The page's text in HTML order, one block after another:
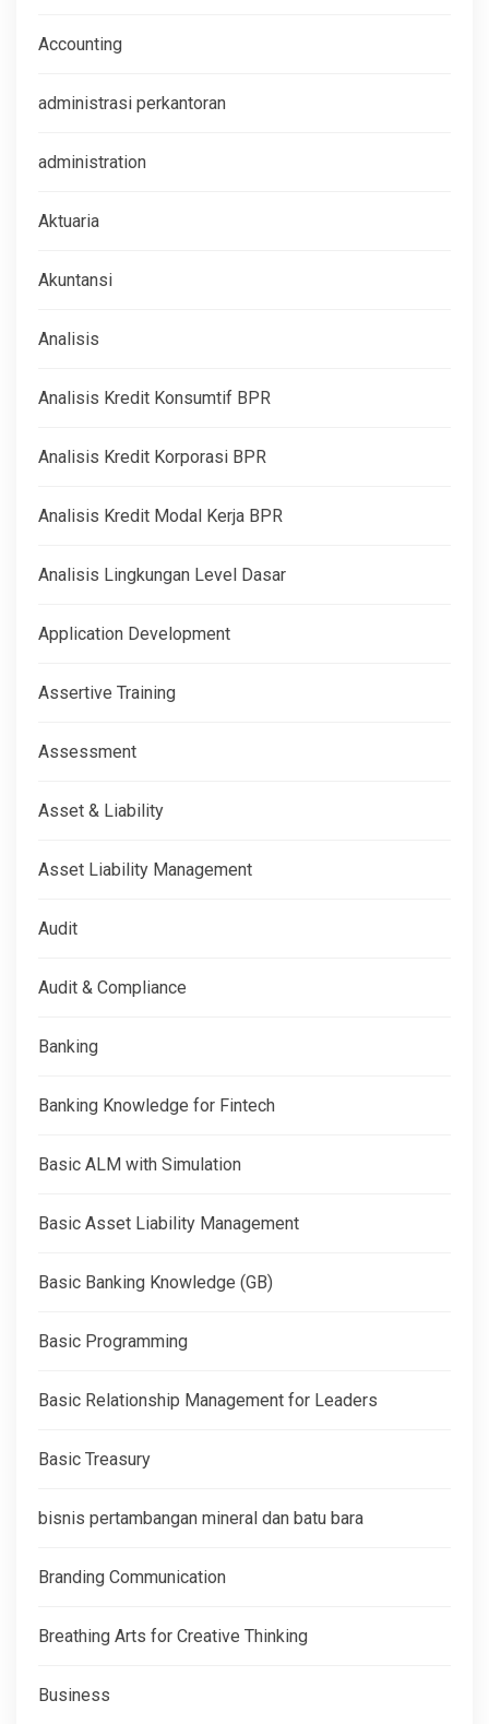
Accounting
administrasi perkantoran
administration
Aktuaria
Akuntansi
Analisis
Analisis Kredit Konsumtif BPR
Analisis Kredit Korporasi BPR
Analisis Kredit Modal Kerja BPR
Analisis Lingkungan Level Dasar
Application Development
Assertive Training
Assessment
Asset & Liability
Asset Liability Management
Audit
Audit & Compliance
Banking
Banking Knowledge for Fintech
Basic ALM with Simulation
Basic Asset Liability Management
Basic Banking Knowledge (GB)
Basic Programming
Basic Relationship Management for Leaders
Basic Treasury
bisnis pertambangan mineral dan batu bara
Branding Communication
Breathing Arts for Creative Thinking
Business